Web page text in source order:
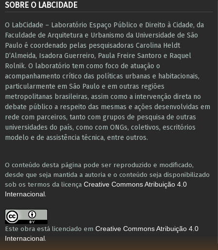
SOBRE O LABCIDADE
O LabCidade – Laboratório Espaço Público e Direito à Cidade, da
Faculdade de Arquitetura e Urbanismo da Universidade de São
Paulo é coordenado pelas pesquisadoras Carolina Heldt
D’Almeida, Isadora Guerreiro, Paula Freire Santoro e Raquel
Rolnik. O laboratório tem como foco de atuação o
acompanhamento crítico das políticas urbanas e habitacionais,
particularmente em São Paulo e ​em outras regiões
metropolitanas brasileiras, assim como a intervenção direta no
debate público a respeito das mesmas e ações desenvolvidas em
r​e​de com parceiros, tanto com grupos de pesquisa ​de outras
universidades do país, como com ONGs, coletivos, escritórios
modelo e de assistência técnica​, entre outros​.
O conteúdo desta página pode ser reproduzido e modificado,
desde que seja mantida a autoria e o conteúdo seja disponibilizado
sob os termos da licença Creative Commons Atribuição 4.0
Internacional .
Este obra está licenciado em Creative Commons Atribuição 4.0
Internacional .